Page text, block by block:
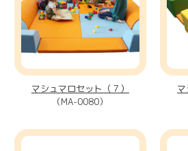
マシュマロセット（７）
（MA-0080）